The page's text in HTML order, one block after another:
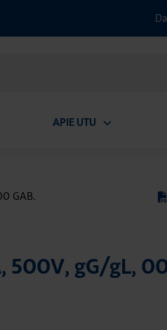
APIE UTU
GAB.
500V, gG/gL,